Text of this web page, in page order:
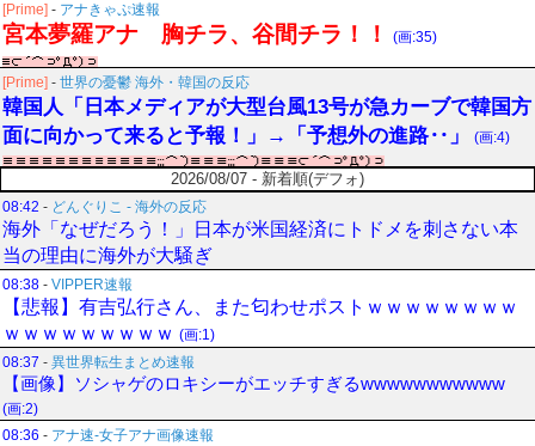
[Prime] - アナきゃぷ速報
宮本夢羅アナ 胸チラ、谷間チラ！！ (画:35)
[Prime] - 世界の憂鬱 海外・韓国の反応
韓国人「日本メディアが大型台風13号が急カーブで韓国方
面に向かって来ると予報！」→「予想外の進路‥」
(画:4)
2026/08/07 - 新着順(デフォ)
08:42 - どんぐりこ - 海外の反応
海外「なぜだろう！」日本が米国経済にトドメを刺さない本
当の理由に海外が大騒ぎ
08:38 - VIPPER速報
【悲報】有吉弘行さん、また匂わせポストｗｗｗｗｗｗｗｗ
ｗｗｗｗｗｗｗｗｗ (画:1)
08:37 - 異世界転生まとめ速報
【画像】ソシャゲのロキシーがエッチすぎるwwwwwwwwwww
(画:2)
08:36 - アナ速‐女子アナ画像速報